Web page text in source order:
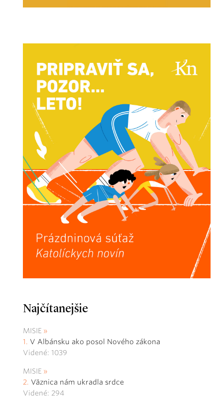
Najčítanejšie
MISIE
V Albánsku ako posol Nového zákona
Videné: 1039
MISIE
Väznica nám ukradla srdce
Videné: 294